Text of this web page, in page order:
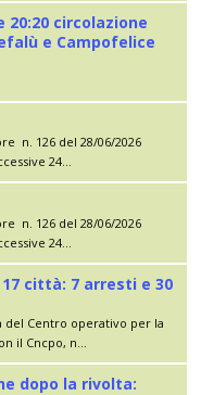
20:20 circolazione
e Campofelice
n. 126 del 28/06/2026
24...
n. 126 del 28/06/2026
24...
città: 7 arresti e 30
del Centro operativo per la
il Cncpo, n...
dopo la rivolta: